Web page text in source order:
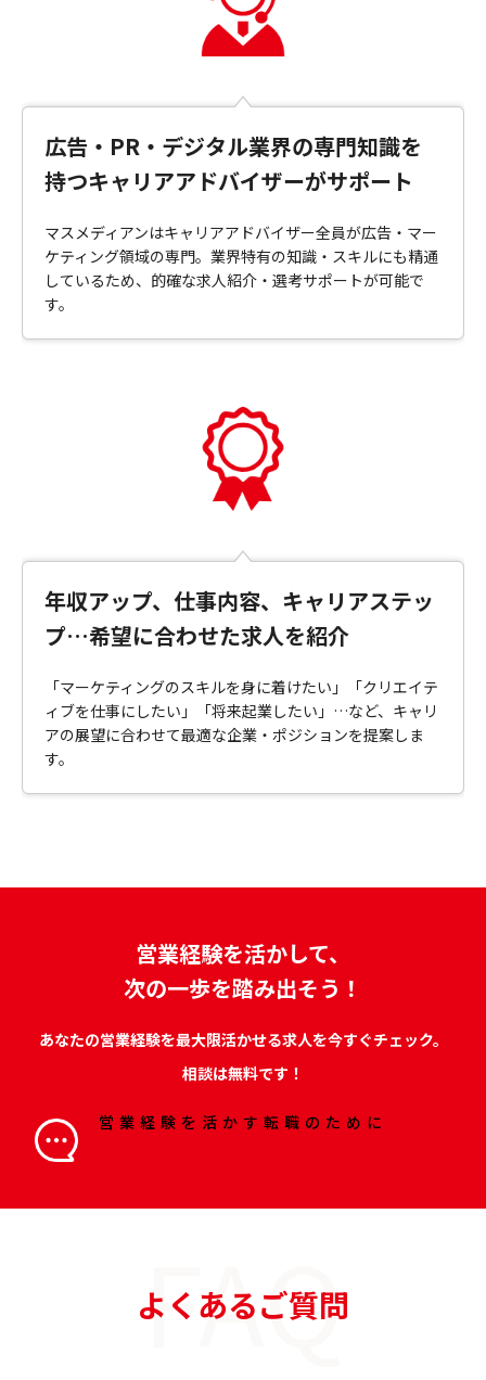
広告・PR・デジタル業界の専門知識を
持つキャリアアドバイザーがサポート
マスメディアンはキャリアアドバイザー全員が広告・マー
ケティング領域の専門。業界特有の知識・スキルにも精通
しているため、的確な求人紹介・選考サポートが可能で
す。
年収アップ、仕事内容、キャリアステッ
プ…希望に合わせた求人を紹介
「マーケティングのスキルを身に着けたい」「クリエイテ
ィブを仕事にしたい」「将来起業したい」…など、キャリ
アの展望に合わせて最適な企業・ポジションを提案しま
す。
営業経験を活かして、
次の一歩を踏み出そう！
あなたの営業経験を最大限活かせる求人を今すぐチェック。
相談は無料です！
営業経験を活かす転職のために
FAQ
よくあるご質問